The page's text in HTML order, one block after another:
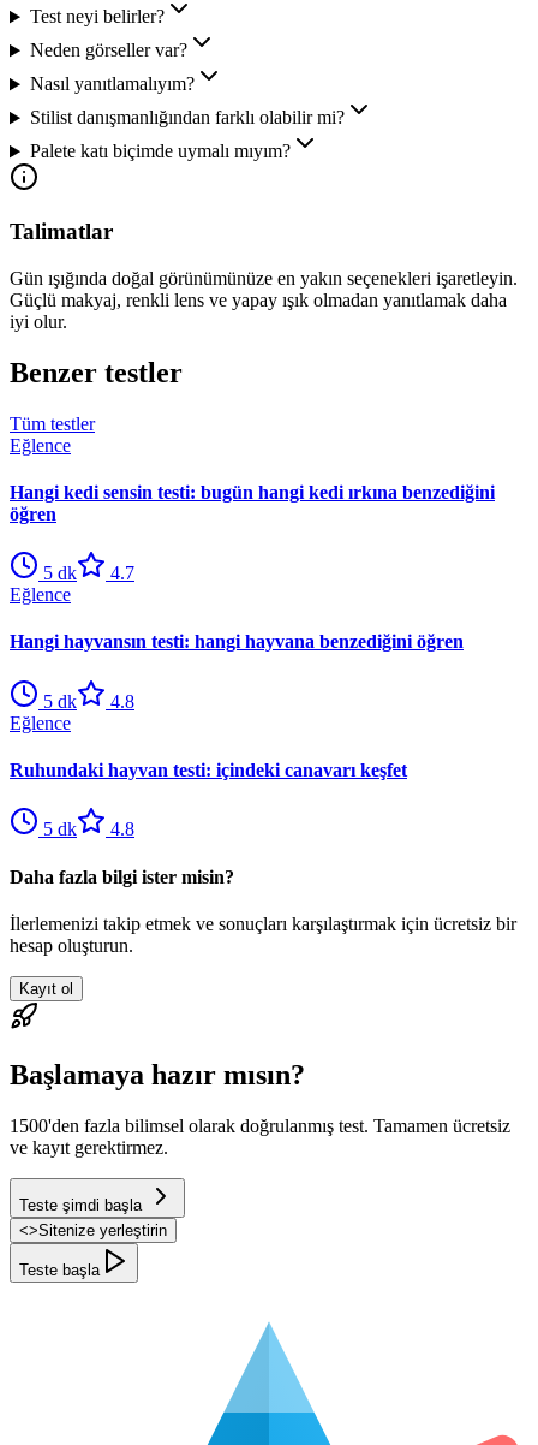
Test neyi belirler?
Neden görseller var?
Nasıl yanıtlamalıyım?
Stilist danışmanlığından farklı olabilir mi?
Palete katı biçimde uymalı mıyım?
Talimatlar
Gün ışığında doğal görünümünüze en yakın seçenekleri işaretleyin.
Güçlü makyaj, renkli lens ve yapay ışık olmadan yanıtlamak daha
iyi olur.
Benzer testler
Tüm testler
Eğlence
Hangi kedi sensin testi: bugün hangi kedi ırkına benzediğini
öğren
5 dk
4.7
Eğlence
Hangi hayvansın testi: hangi hayvana benzediğini öğren
5 dk
4.8
Eğlence
Ruhundaki hayvan testi: içindeki canavarı keşfet
5 dk 4.8
Daha fazla bilgi ister misin?
İlerlemenizi takip etmek ve sonuçları karşılaştırmak için ücretsiz bir
hesap oluşturun.
Kayıt ol
Başlamaya hazır mısın?
1500'den fazla bilimsel olarak doğrulanmış test. Tamamen ücretsiz
ve kayıt gerektirmez.
Teste şimdi başla
<>Sitenize yerleştirin
Teste başla